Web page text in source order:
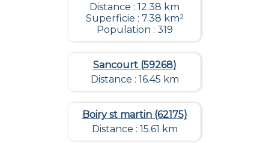
Distance : 12.38 km
Superficie : 7.38 km²
Population : 319
Sancourt (59268)
Distance : 16.45 km
Boiry st martin (62175)
Distance : 15.61 km